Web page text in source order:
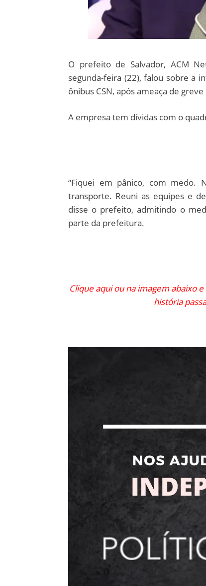
O prefeito de Salvador, ACM
segunda-feira (22), falou sobre a
ônibus CSN, após ameaça de
A empresa tem dívidas com o
“Fiquei em pânico, com medo.
transporte. Reuni as equipes e
disse o prefeito, admitindo o
parte da prefeitura.
Clique aqui ou na imagem abaixo e
história